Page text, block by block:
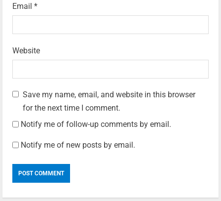
Email *
Website
Save my name, email, and website in this browser
for the next time I comment.
Notify me of follow-up comments by email.
Notify me of new posts by email.